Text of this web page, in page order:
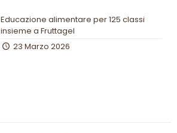
Educazione alimentare per 125 classi
insieme a Fruttagel
23 Marzo 2026